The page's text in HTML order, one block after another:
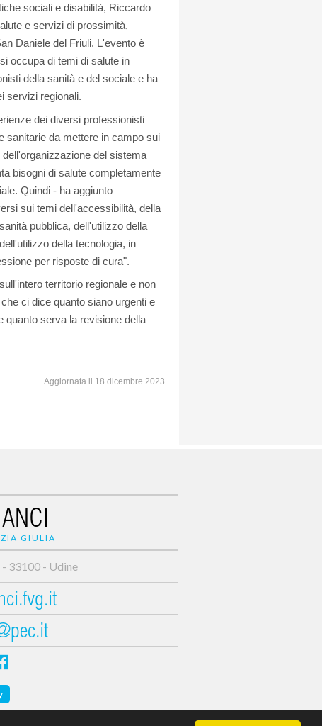
sociali e disabilità, Riccardo
e servizi di prossimità,
Daniele del Friuli. L'evento è
occupa di temi di salute in
della sanità e del sociale e ha
servizi regionali.
dei diversi professionisti
sanitarie da mettere in campo sui
del sistema
bisogni di salute completamente
Quindi - ha aggiunto
sui temi dell'accessibilità, della
pubblica, dell'utilizzo della
della tecnologia, in
per risposte di cura".
territorio regionale e non
ci dice quanto siano urgenti e
quanto serva la revisione della
Aggiornata il 18 dicembre 2023
ANCI
GIULIA
33100 - Udine